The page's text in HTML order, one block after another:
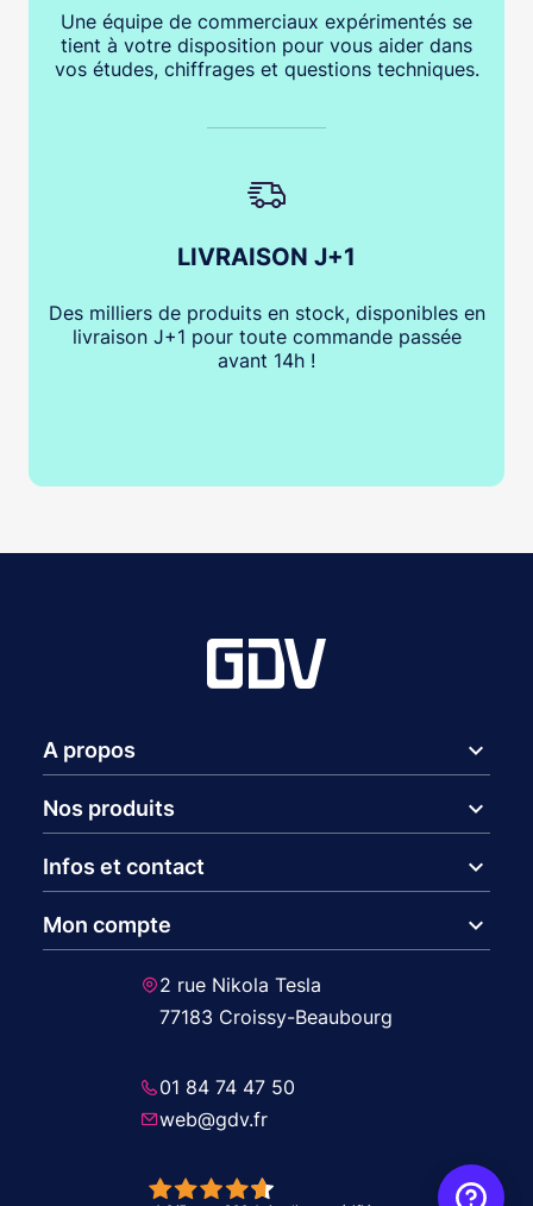
Une équipe de commerciaux expérimentés se
tient à votre disposition pour vous aider dans
vos études, chiffrages et questions techniques.
LIVRAISON J+1
Des milliers de produits en stock, disponibles en
livraison J+1 pour toute commande passée
avant 14h !
A propos expand_more
Nos produits expand_more
Infos et contact expand_more
Mon compte expand_more
2 rue Nikola Tesla
77183 Croissy-Beaubourg
01 84 74 47 50
web@gdv.fr